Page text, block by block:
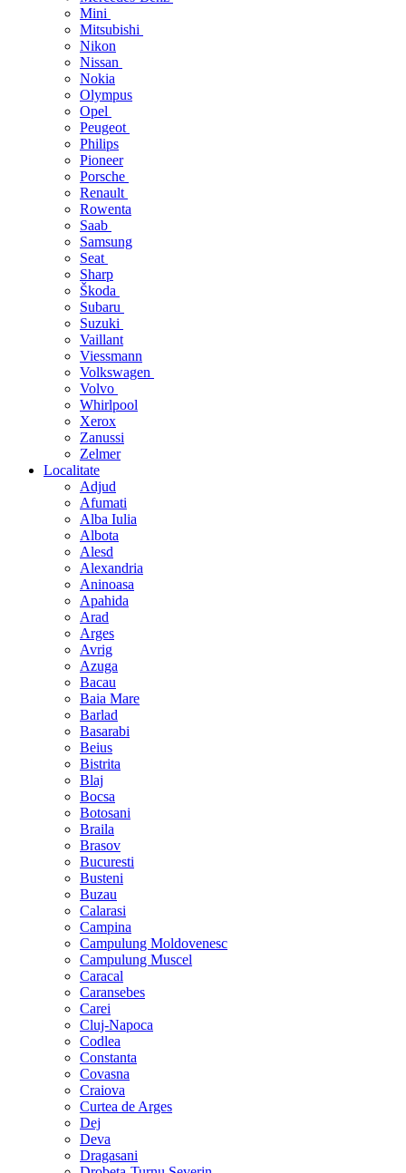
Mini
Mitsubishi
Nikon
Nissan
Nokia
Olympus
Opel
Peugeot
Philips
Pioneer
Porsche
Renault
Rowenta
Saab
Samsung
Seat
Sharp
Škoda
Subaru
Suzuki
Vaillant
Viessmann
Volkswagen
Volvo
Whirlpool
Xerox
Zanussi
Zelmer
Localitate
Adjud
Afumati
Alba Iulia
Albota
Alesd
Alexandria
Aninoasa
Apahida
Arad
Arges
Avrig
Azuga
Bacau
Baia Mare
Barlad
Basarabi
Beius
Bistrita
Blaj
Bocsa
Botosani
Braila
Brasov
Bucuresti
Busteni
Buzau
Calarasi
Campina
Campulung Moldovenesc
Campulung Muscel
Caracal
Caransebes
Carei
Cluj-Napoca
Codlea
Constanta
Covasna
Craiova
Curtea de Arges
Dej
Deva
Dragasani